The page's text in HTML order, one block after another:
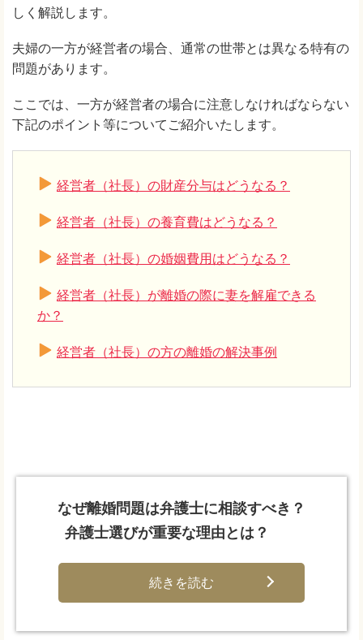
しく解説します。
夫婦の一方が経営者の場合、通常の世帯とは異なる特有の
問題があります。
ここでは、一方が経営者の場合に注意しなければならない
下記のポイント等についてご紹介いたします。
経営者（社長）の財産分与はどうなる？
経営者（社長）の養育費はどうなる？
経営者（社長）の婚姻費用はどうなる？
経営者（社長）が離婚の際に妻を解雇できる
か？
経営者（社長）の方の離婚の解決事例
なぜ離婚問題は弁護士に相談すべき？
弁護士選びが重要な理由とは？
続きを読む